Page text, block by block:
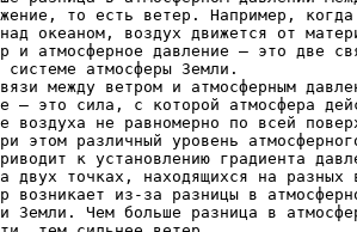
то есть ветер. Например, когда
океаном, воздух движется от
и атмосферное давление – это две
системе атмосферы Земли.
между ветром и атмосферным
— это сила, с которой атмосфера
воздуха не равномерно по всей
этом различный уровень
к установлению градиента
двух точках, находящихся на разных
возникает из-за разницы в
Земли. Чем больше разница в